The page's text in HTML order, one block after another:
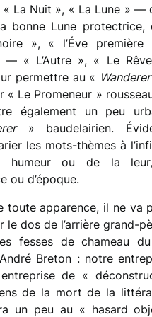
« La Nuit », « La Lune » —
bonne Lune
», « l’Éve
— « L’Autre », « Le
permettre au « Wanderer
« Le Promeneur »
également un peu
» baudelairien.
les mots-thèmes à
humeur ou de la
ou d’époque.
toute apparence, il ne va
le dos de l’arrière grand-
fesses de chameau
Breton : notre
de «
de la mort de la
un peu au « hasard